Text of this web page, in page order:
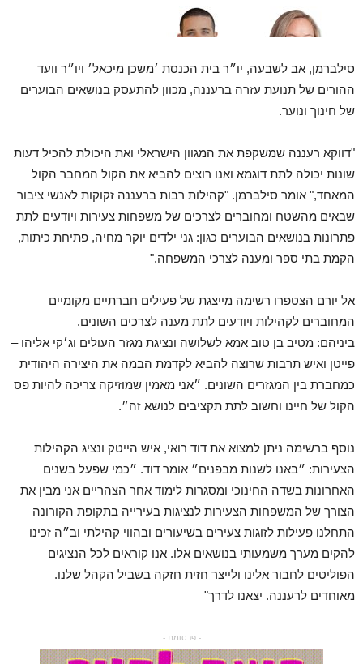
סילברמן, אב לשבעה, יו״ר בית הכנסת ׳משכן מיכאל׳ ויו״ר וועד
ההורים של תנועת עזרה ברעננה, מכוון להתעסק בנושאים הבוערים
של חינוך ונוער.
"דווקא רעננה שמשקפת את המגוון הישראלי ואת היכולת להכיל דעות
שונות יכולה לתת דוגמא ואנו רוצים להביא את הקול המחבר הקול
המאחד," אומר סילברמן. "קהילות רבות ברעננה זקוקות לאנשי ציבור
שבאים מהשטח ומחוברים לצרכים של משפחות צעירות ויודעים לתת
פתרונות בנושאים הבוערים כגון: גני ילדים יוקר מחיה, פתיחת כיתות,
הקמת בתי ספר ומענה לצרכי המשפחה."
אל יורם הצטפרו רשימה מייצגת של פעילים חברתיים מקומיים
המחוברים לקהילות ויודעים לתת מענה לצרכים השונים.
ביניהם: מטיב בן טוב אמא לשלושה ונציגת מגזר העולים וג׳קי אליהו –
פייטן ואיש תרבות שרוצה להביא לקדמת הבמה את היצירה היהודית
כמחברת בין המגזרים השונים. ״אני מאמין שמוזיקה צריכה להיות פס
הקול של חיינו וחשוב לתת תקציבים לנושא זה״.
נוסף ברשימה ניתן למצוא את דוד רואי, איש הייטק ונציג הקהילות
הצעירות: ״באנו לשנות מבפנים״ אומר דוד. ״כמי שפעל בשנים
האחרונות בשדה החינוכי ומסגרות לימוד אחר הצהריים אני מבין את
הצורך של המשפחות הצעירות לנציגות בעירייה בתקופת הקורונה
התחלנו פעילות לזוגות צעירים בשיעורים ובהווי קהילתי וב״ה זכינו
להקים מערך משמעותי בנושאים אלו. אנו קוראים לכל הנציגים
הפוליטים לחבור אלינו ולייצר חזית חזקה בשביל הקהל שלנו.
מאוחדים לרעננה. יצאנו לדרך"
- פרסומת -